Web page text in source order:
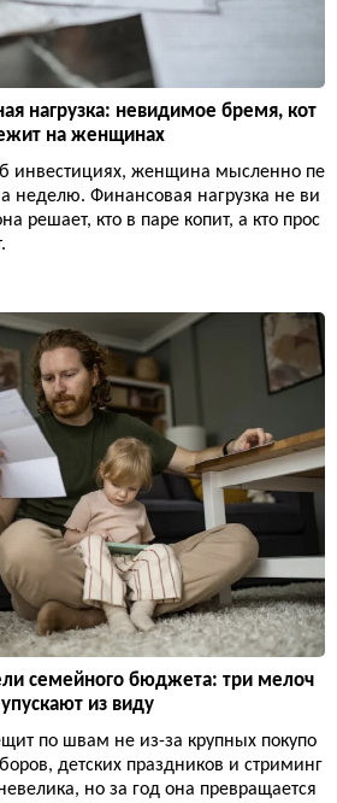
нагрузка: невидимое бремя, кот
на женщинах
инвестициях, женщина мысленно пе
неделю. Финансовая нагрузка не ви
решает, кто в паре копит, а кто прос
семейного бюджета: три мелоч
из виду
по швам не из-за крупных покупо
детских праздников и стриминг
но за год она превращается